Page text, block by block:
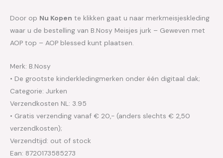
Door op Nu Kopen te klikken gaat u naar merkmeisjeskleding
waar u de bestelling van B.Nosy Meisjes jurk – Geweven met
AOP top – AOP blessed kunt plaatsen.
Merk: B.Nosy
• De grootste kinderkledingmerken onder één digitaal dak;
Categorie: Jurken
Verzendkosten NL: 3.95
• Gratis verzending vanaf € 20,- (anders slechts € 2,50
verzendkosten);
Verzendtijd: out of stock
Ean: 8720173585273